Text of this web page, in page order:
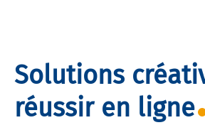
Solutions
réussir en ligne